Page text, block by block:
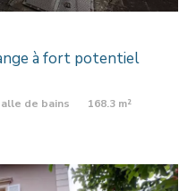
à fort potentiel
de bains 168.3 m²